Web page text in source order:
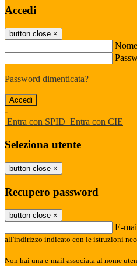
Accedi
button close ×
Password dimenticata?
-
Entra con SPID Entra con CIE
Seleziona utente
button close ×
Recupero password
button close ×
E-
all'indirizzo indicato con le istruzioni
Non hai una e-mail associata al nome